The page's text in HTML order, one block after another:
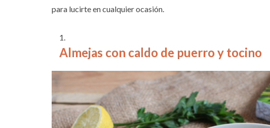
para lucirte en cualquier ocasión.
Almejas con caldo de puerro y tocino